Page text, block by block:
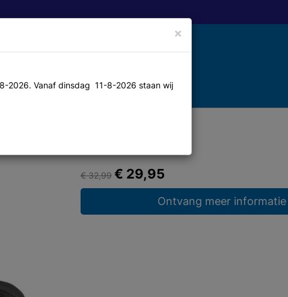
Contact
€ 32,99 € 29,95
Ontvang meer informatie
×
2026. Vanaf dinsdag 11-8-2026 staan wij